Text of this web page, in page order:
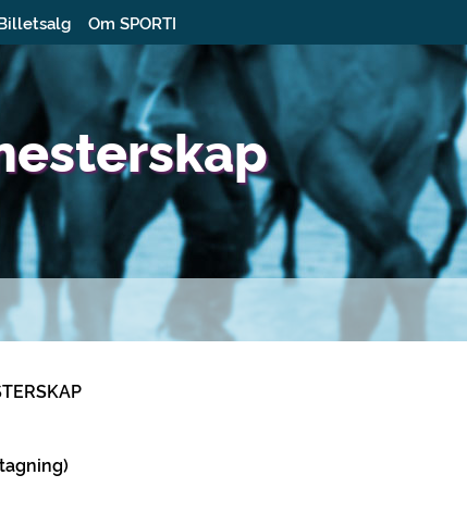
Om SPORTI